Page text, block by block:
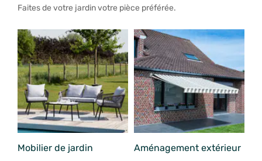
Faites de votre jardin votre pièce préférée.
Mobilier de jardin Aménagement extérieur